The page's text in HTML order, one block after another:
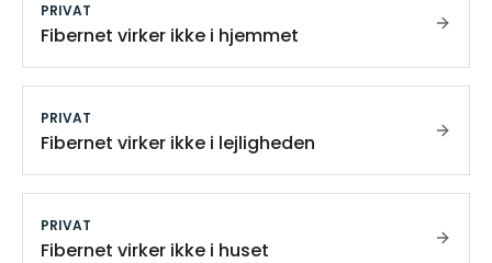
PRIVAT
Fibernet virker ikke i hjemmet
PRIVAT
Fibernet virker ikke i lejligheden
PRIVAT
Fibernet virker ikke i huset